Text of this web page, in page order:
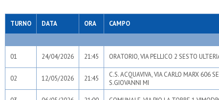
TURNO DATA ORA CAMPO
01 24/04/2026 21:45 ORATORIO, VIA PELLICO 2 SESTO
02 12/05/2026 21:45
C.S. ACQUAVIVA, VIA CARLO MARX 606
S.GIOVANNI MI